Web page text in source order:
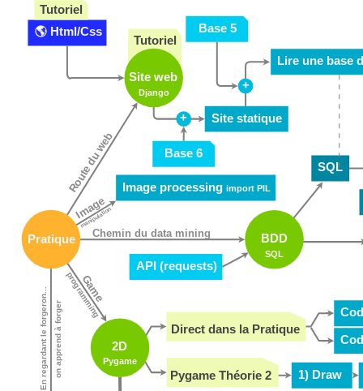
Site statique
Lire une base
🌎 Html/Css
Base 6
+
+
Base 5
Pygame
2D
SQL
API (requests)
Pratique BDD
SQL
Tutoriel
Tutoriel
Site web
Django
Route du web
Chemin du data mining
Game
programming
En regardant le forgeron...on apprend à forger
Image processingimport PIL
manipulation
Image
Pygame Théorie 2 1) Draw
Direct dans la Pratique